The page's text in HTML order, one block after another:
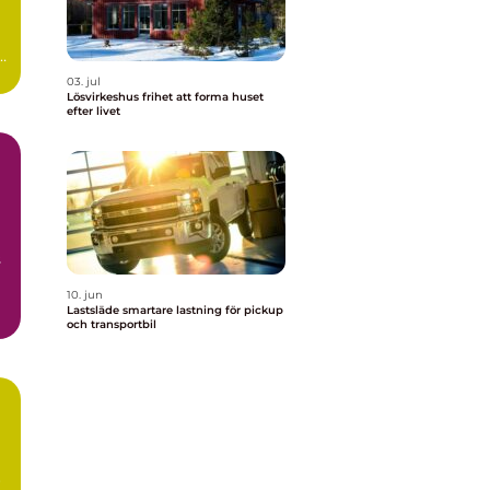
03. jul
Lösvirkeshus frihet att forma huset
efter livet
10. jun
Lastsläde smartare lastning för pickup
och transportbil